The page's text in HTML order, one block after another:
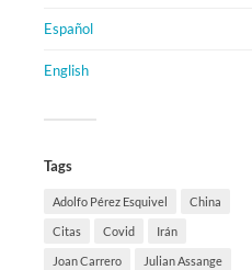
Español
English
Tags
Adolfo Pérez Esquivel China
Citas Covid Irán
Joan Carrero Julian Assange